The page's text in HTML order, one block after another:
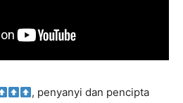
, penyanyi dan pencipta